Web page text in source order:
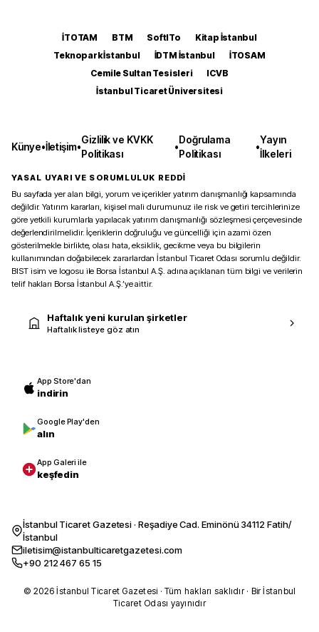
İTOTAM BTM SoftITo
Kitap İstanbul
Teknopark İstanbul
İDTM İstanbul
İTOSAM
Cemile Sultan Tesisleri
ICVB
İstanbul Ticaret Üniversitesi
Künye•İletişim•
Gizlilik ve KVKK
Politikası
•
Doğrulama
Politikası
•
Yayın
İlkeleri
YASAL UYARI VE SORUMLULUK REDDİ
Bu sayfada yer alan bilgi, yorum ve içerikler yatırım danışmanlığı kapsamında
değildir. Yatırım kararları, kişisel mali durumunuz ile risk ve getiri tercihlerinize
göre yetkili kurumlarla yapılacak yatırım danışmanlığı sözleşmesi çerçevesinde
değerlendirilmelidir. İçeriklerin doğruluğu ve güncelliği için azami özen
gösterilmekle birlikte, olası hata, eksiklik, gecikme veya bu bilgilerin
kullanımından doğabilecek zararlardan İstanbul Ticaret Odası sorumlu değildir.
BIST isim ve logosu ile Borsa İstanbul A.Ş. adına açıklanan tüm bilgi ve verilerin
telif hakları Borsa İstanbul A.Ş.’ye aittir.
Haftalık yeni kurulan şirketler
Haftalık listeye göz atın
App Store'dan
indirin
Google Play'den
alın
App Galeri ile
keşfedin
İstanbul Ticaret Gazetesi · Reşadiye Cad. Eminönü 34112 Fatih/
İstanbul
iletisim@istanbulticaretgazetesi.com
+90 212 467 65 15
© 2026 İstanbul Ticaret Gazetesi · Tüm hakları saklıdır · Bir İstanbul
Ticaret Odası yayınıdır